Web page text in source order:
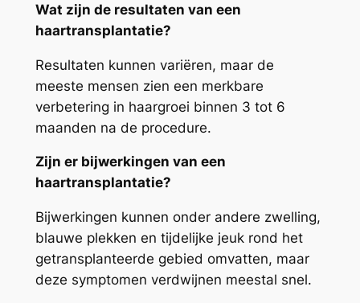
Wat zijn de resultaten van een
haartransplantatie?
Resultaten kunnen variëren, maar de
meeste mensen zien een merkbare
verbetering in haargroei binnen 3 tot 6
maanden na de procedure.
Zijn er bijwerkingen van een
haartransplantatie?
Bijwerkingen kunnen onder andere zwelling,
blauwe plekken en tijdelijke jeuk rond het
getransplanteerde gebied omvatten, maar
deze symptomen verdwijnen meestal snel.